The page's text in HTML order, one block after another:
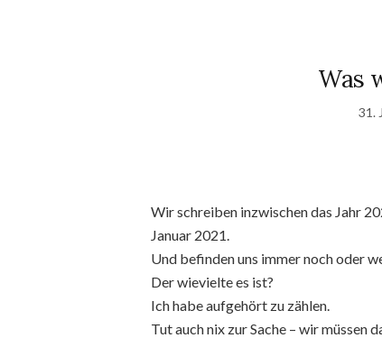
Was
31.
Wir schreiben inzwischen das Jahr
Januar 2021.
Und befinden uns immer noch oder
Der wievielte es ist?
Ich habe aufgehört zu zählen.
Tut auch nix zur Sache – wir müssen